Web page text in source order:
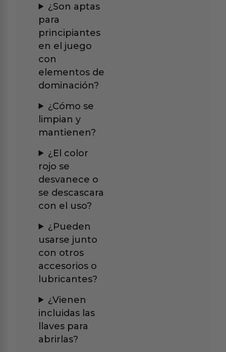
¿Son aptas
para
principiantes
en el juego
con
elementos de
dominación?
¿Cómo se
limpian y
mantienen?
¿El color
rojo se
desvanece o
se descascara
con el uso?
¿Pueden
usarse junto
con otros
accesorios o
lubricantes?
¿Vienen
incluidas las
llaves para
abrirlas?